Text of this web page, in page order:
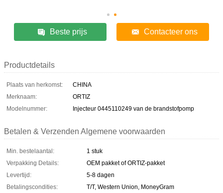
Beste prijs Contacteer ons
Productdetails
Plaats van herkomst:
CHINA
Merknaam:
ORTIZ
Modelnummer:
Injecteur 0445110249 van de brandstofpomp
Betalen & Verzenden Algemene voorwaarden
Min. bestelaantal:
1 stuk
Verpakking Details:
OEM pakket of ORTIZ-pakket
Levertijd:
5-8 dagen
Betalingscondities:
T/T, Western Union, MoneyGram